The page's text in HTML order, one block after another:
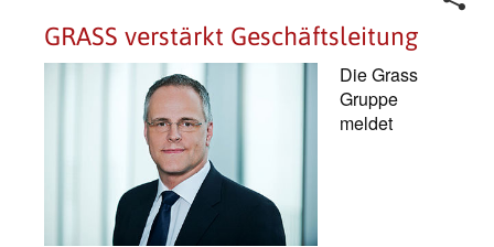
GRASS verstärkt Geschäftsleitung
Die Grass
Gruppe
meldet